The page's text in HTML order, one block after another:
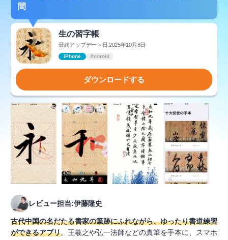
間
生の習字帳
最終アップデート日:2025年10月8日
iPhone Android
ダウンロードする
レビュー担当:伊藤隆史
古代中国の名だたる書家の筆跡にふれながら、ゆったり書道練習
ができるアプリ。王羲之や弘一法師などの真筆を手本に、スマホ